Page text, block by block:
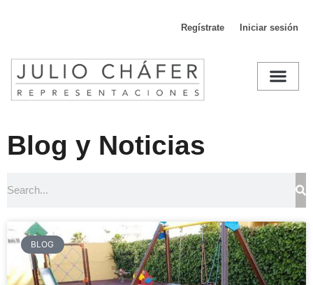
Regístrate Iniciar sesión
Blog y Noticias
BLOG